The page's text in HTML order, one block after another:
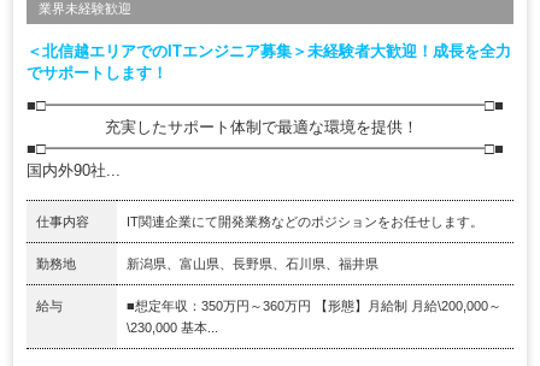
業界未経験歓迎
＜北信越エリアでのITエンジニア募集＞未経験者大歓迎！成長を全力
でサポートします！
■□━━━━━━━━━━━━━━━━━━━━━━━━━━━━□■
充実したサポート体制で最適な環境を提供！
■□━━━━━━━━━━━━━━━━━━━━━━━━━━━━□■
国内外90社...
仕事内容 IT関連企業にて開発業務などのポジションをお任せします。
勤務地 新潟県、富山県、長野県、石川県、福井県
給与
■想定年収：350万円～360万円 【形態】月給制 月給\200,000～
\230,000 基本...